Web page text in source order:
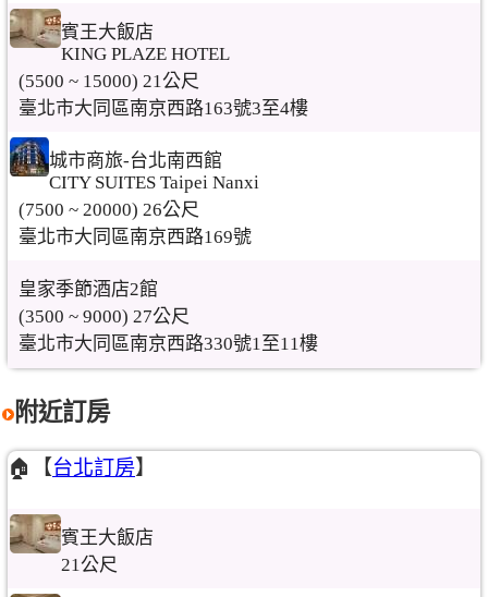
賓王大飯店
KING PLAZE HOTEL
(5500 ~ 15000) 21公尺
臺北市大同區南京西路163號3至4樓
城市商旅-台北南西館
CITY SUITES Taipei Nanxi
(7500 ~ 20000) 26公尺
臺北市大同區南京西路169號
皇家季節酒店2館
(3500 ~ 9000) 27公尺
臺北市大同區南京西路330號1至11樓
附近訂房
🏠【台北訂房】
賓王大飯店
21公尺